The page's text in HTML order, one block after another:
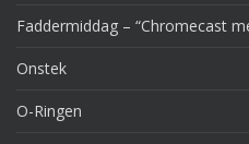
Faddermiddag – “Chromecast
Onstek
O-Ringen